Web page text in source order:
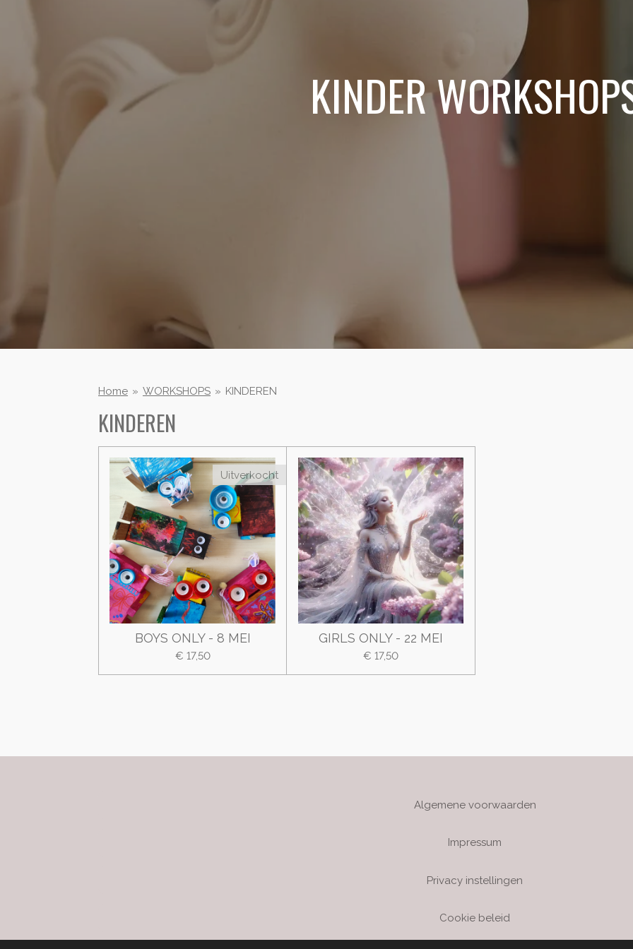
KINDER
Home » WORKSHOPS » KINDEREN
KINDEREN
Uitverkocht
BOYS ONLY - 8 MEI
€ 17,50
GIRLS ONLY - 22 MEI
€ 17,50
Algemene voorwaarden
Impressum
Privacy instellingen
Cookie beleid